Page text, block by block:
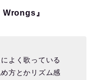
』
よく歌っている
方とかリズム感